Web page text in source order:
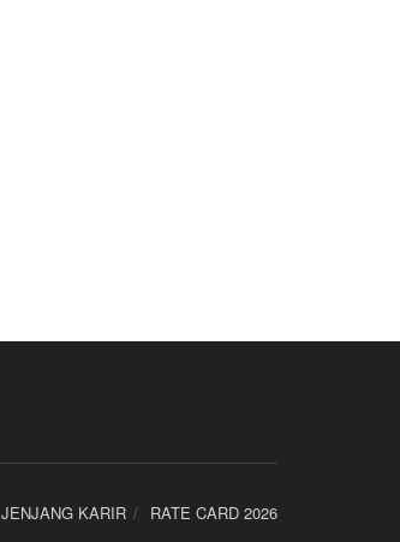
JENJANG KARIR RATE CARD 2026